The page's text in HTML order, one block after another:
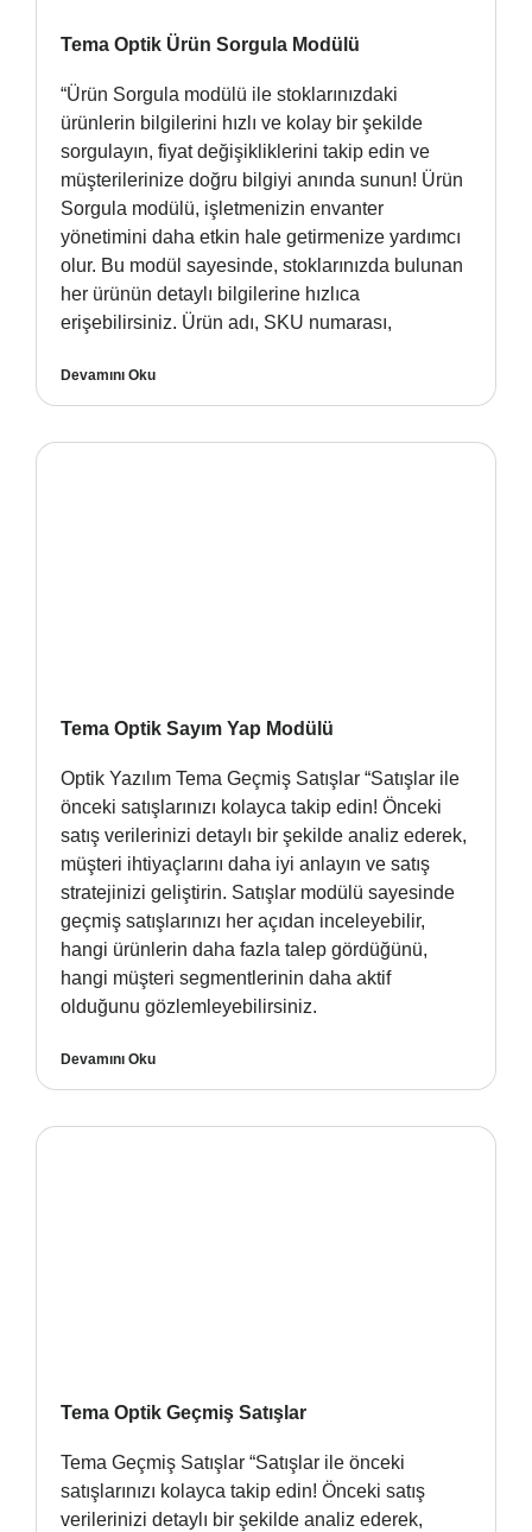
Tema Optik Ürün Sorgula Modülü
“Ürün Sorgula modülü ile stoklarınızdaki
ürünlerin bilgilerini hızlı ve kolay bir şekilde
sorgulayın, fiyat değişikliklerini takip edin ve
müşterilerinize doğru bilgiyi anında sunun! Ürün
Sorgula modülü, işletmenizin envanter
yönetimini daha etkin hale getirmenize yardımcı
olur. Bu modül sayesinde, stoklarınızda bulunan
her ürünün detaylı bilgilerine hızlıca
erişebilirsiniz. Ürün adı, SKU numarası,
Devamını Oku
Tema Optik Sayım Yap Modülü
Optik Yazılım Tema Geçmiş Satışlar “Satışlar ile
önceki satışlarınızı kolayca takip edin! Önceki
satış verilerinizi detaylı bir şekilde analiz ederek,
müşteri ihtiyaçlarını daha iyi anlayın ve satış
stratejinizi geliştirin. Satışlar modülü sayesinde
geçmiş satışlarınızı her açıdan inceleyebilir,
hangi ürünlerin daha fazla talep gördüğünü,
hangi müşteri segmentlerinin daha aktif
olduğunu gözlemleyebilirsiniz.
Devamını Oku
Tema Optik Geçmiş Satışlar
Tema Geçmiş Satışlar “Satışlar ile önceki
satışlarınızı kolayca takip edin! Önceki satış
verilerinizi detaylı bir şekilde analiz ederek,